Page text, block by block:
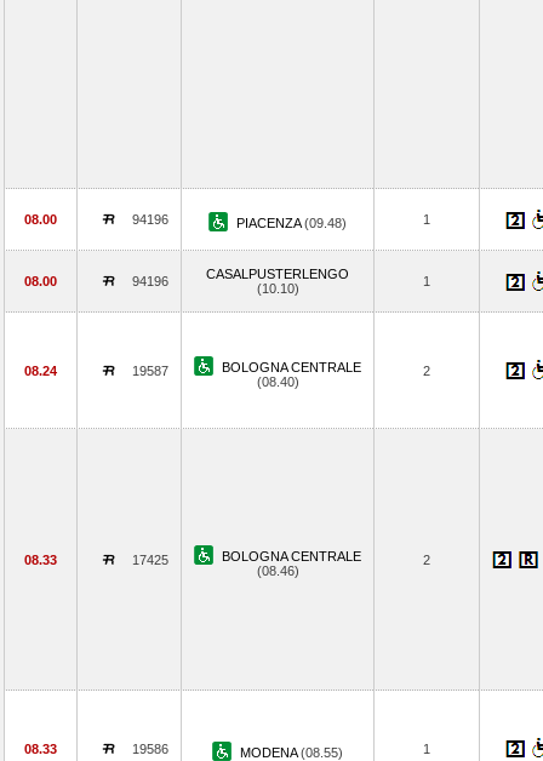
08.00 94196 PIACENZA(09.48) 1
08.00 94196
CASALPUSTERLENGO
(10.10)
1
08.24 19587
BOLOGNA CENTRALE
(08.40)
2
08.33 17425
BOLOGNA CENTRALE
(08.46)
2
08.33 19586 MODENA(08.55) 1